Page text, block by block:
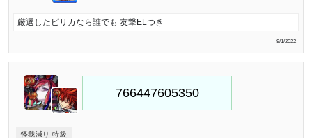
厳選したピリカなら誰でも 友撃ELつき
9/1/2022
怪我減り 特級